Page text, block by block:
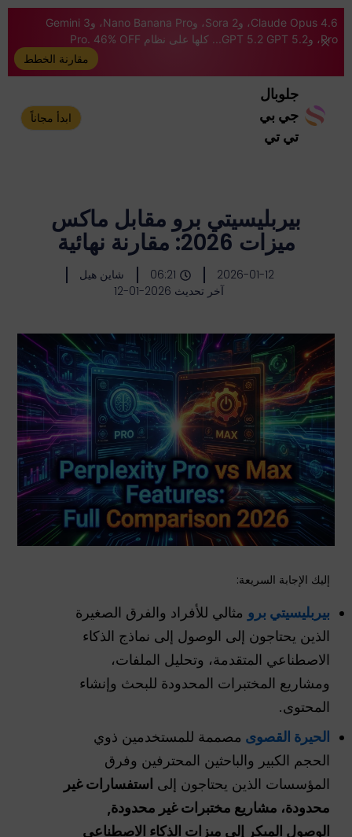
Claude Opus 4.6، وSora 2، وNano Banana Pro، وGemini 3
Pro، وGPT 5.2 GPT 5.2... كلها على نظام Pro. 46% OFF
مقارنة الخطط
جلوبال
جي بي
تي تي
ابدأ مجاناً
بيربليسيتي برو مقابل ماكس
ميزات 2026: مقارنة نهائية
2026-01-12
06:21
شاين هيل
آخر تحديث 2026-01-12
إليك الإجابة السريعة:
بيربليسيتي برو مثالي للأفراد والفرق الصغيرة
الذين يحتاجون إلى الوصول إلى نماذج الذكاء
الاصطناعي المتقدمة، وتحليل الملفات،
ومشاريع المختبرات المحدودة للبحث وإنشاء
المحتوى.
الحيرة القصوى مصممة للمستخدمين ذوي
الحجم الكبير والباحثين المحترفين وفرق
المؤسسات الذين يحتاجون إلى استفسارات غير
محدودة، مشاريع مختبرات غير محدودة,
الوصول المبكر
إلى ميزات الذكاء الاصطناعي